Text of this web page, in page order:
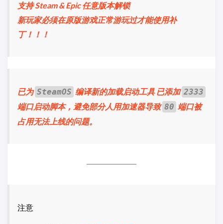
支持 Steam & Epic 任意版本解锁
新玩家必须在原版游戏正常游玩过才能使用补
丁！！！
已为 SteamOS 编译新的加载启动工具 已添加 2333
端口启动脚本，避免部分人用加速器导致 80 端口被
占用无法上线的问题。
注意